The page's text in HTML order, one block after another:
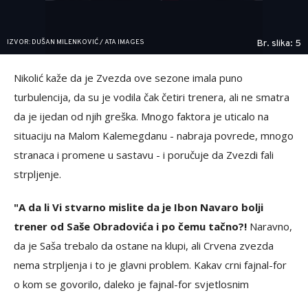
IZVOR: DUŠAN MILENKOVIĆ / ATA IMAGES Br. slika: 5
Nikolić kaže da je Zvezda ove sezone imala puno
turbulencija, da su je vodila čak četiri trenera, ali ne smatra
da je ijedan od njih greška. Mnogo faktora je uticalo na
situaciju na Malom Kalemegdanu - nabraja povrede, mnogo
stranaca i promene u sastavu - i poručuje da Zvezdi fali
strpljenje.
"A da li Vi stvarno mislite da je Ibon Navaro bolji
trener od Saše Obradovića i po čemu tačno?! Naravno,
da je Saša trebalo da ostane na klupi, ali Crvena zvezda
nema strpljenja i to je glavni problem. Kakav crni fajnal-for
o kom se govorilo, daleko je fajnal-for svjetlosnim